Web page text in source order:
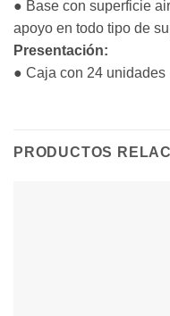
● Base con superficie
apoyo en todo tipo de
Presentación:
● Caja con 24 unidades
PRODUCTOS